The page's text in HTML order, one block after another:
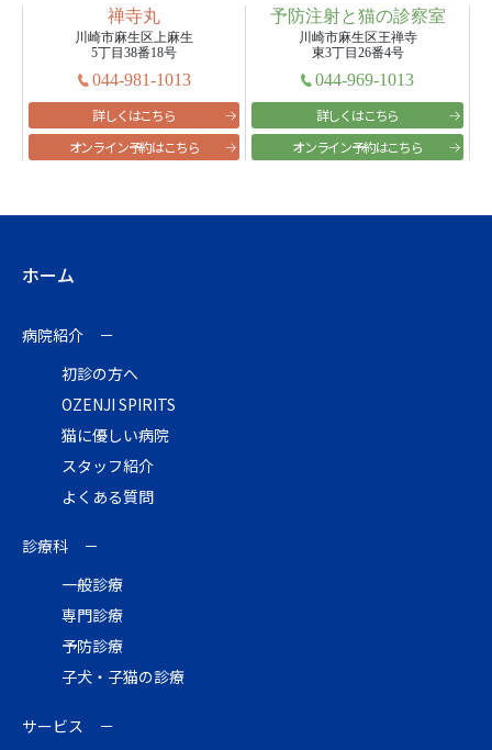
ホーム
病院紹介
初診の方へ
OZENJI SPIRITS
猫に優しい病院
スタッフ紹介
よくある質問
診療科
一般診療
専門診療
予防診療
子犬・子猫の診療
サービス
a
new
window
a
new
window
禅寺丸
川崎市麻生区上麻生
5丁目38番18号
044-981-1013
詳しくはこちら
オンライン予約はこちら
予防注射と猫の診察室
川崎市麻生区王禅寺
東3丁目26番4号
044-969-1013
詳しくはこちら
オンライン予約はこちら